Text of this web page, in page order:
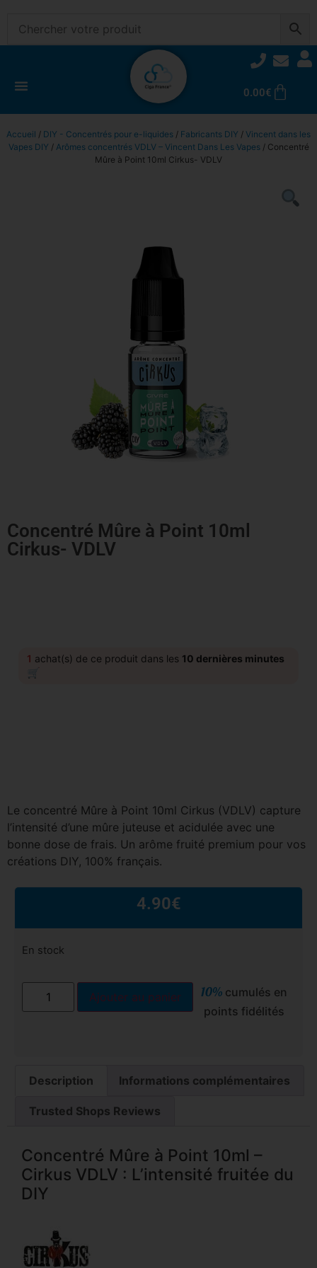
0.00€
Accueil / DIY - Concentrés pour e-liquides / Fabricants DIY / Vincent dans les
Vapes DIY / Arômes concentrés VDLV – Vincent Dans Les Vapes/ Concentré
Mûre à Point 10ml Cirkus- VDLV
Concentré Mûre à Point 10ml
Cirkus- VDLV
1 achat(s) de ce produit dans les 10 dernières minutes
🛒
Le concentré Mûre à Point 10ml Cirkus (VDLV) capture
l’intensité d’une mûre juteuse et acidulée avec une
bonne dose de frais. Un arôme fruité premium pour vos
créations DIY, 100% français.
4.90€
En stock
Ajouter au panier 10% cumulés en
points fidélités
Description Informations complémentaires
Trusted Shops Reviews
Concentré Mûre à Point 10ml –
Cirkus VDLV : L’intensité fruitée du
DIY